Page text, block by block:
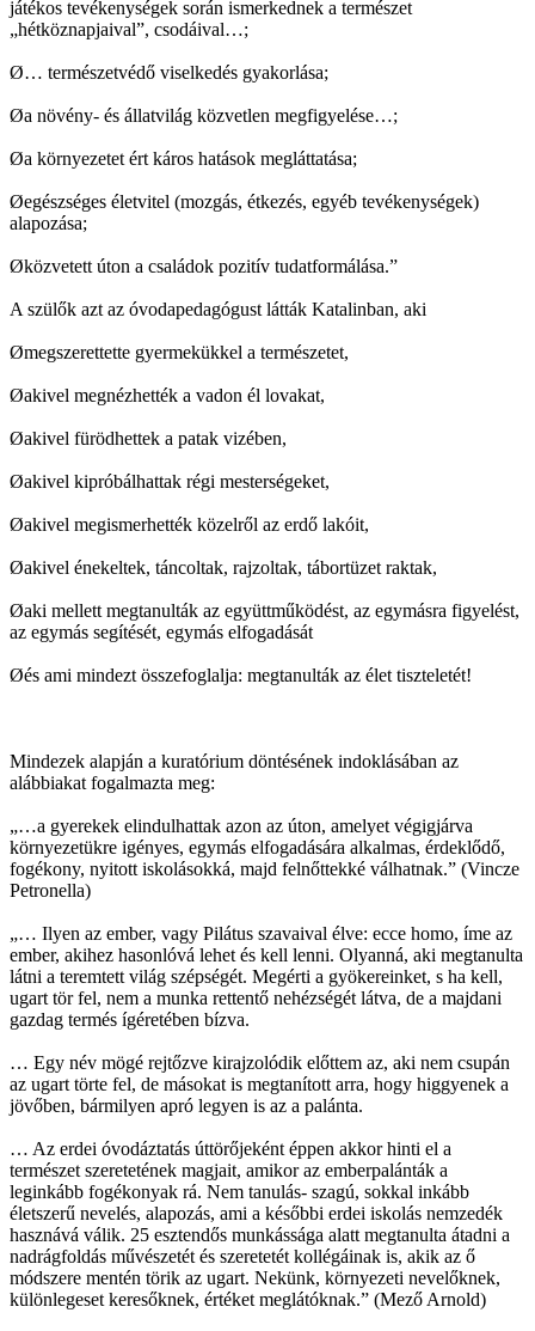
játékos tevékenységek során ismerkednek a természet
„hétköznapjaival”, csodáival…;
Ø… természetvédő viselkedés gyakorlása;
Øa növény- és állatvilág közvetlen megfigyelése…;
Øa környezetet ért káros hatások megláttatása;
Øegészséges életvitel (mozgás, étkezés, egyéb tevékenységek)
alapozása;
Øközvetett úton a családok pozitív tudatformálása.”
A szülők azt az óvodapedagógust látták Katalinban, aki
Ømegszerettette gyermekükkel a természetet,
Øakivel megnézhették a vadon él lovakat,
Øakivel fürödhettek a patak vizében,
Øakivel kipróbálhattak régi mesterségeket,
Øakivel megismerhették közelről az erdő lakóit,
Øakivel énekeltek, táncoltak, rajzoltak, tábortüzet raktak,
Øaki mellett megtanulták az együttműködést, az egymásra figyelést,
az egymás segítését, egymás elfogadását
Øés ami mindezt összefoglalja: megtanulták az élet tiszteletét!
Mindezek alapján a kuratórium döntésének indoklásában az
alábbiakat fogalmazta meg:
„…a gyerekek elindulhattak azon az úton, amelyet végigjárva
környezetükre igényes, egymás elfogadására alkalmas, érdeklődő,
fogékony, nyitott iskolásokká, majd felnőttekké válhatnak.” (Vincze
Petronella)
„… Ilyen az ember, vagy Pilátus szavaival élve: ecce homo, íme az
ember, akihez hasonlóvá lehet és kell lenni. Olyanná, aki megtanulta
látni a teremtett világ szépségét. Megérti a gyökereinket, s ha kell,
ugart tör fel, nem a munka rettentő nehézségét látva, de a majdani
gazdag termés ígéretében bízva.
… Egy név mögé rejtőzve kirajzolódik előttem az, aki nem csupán
az ugart törte fel, de másokat is megtanított arra, hogy higgyenek a
jövőben, bármilyen apró legyen is az a palánta.
… Az erdei óvodáztatás úttörőjeként éppen akkor hinti el a
természet szeretetének magjait, amikor az emberpalánták a
leginkább fogékonyak rá. Nem tanulás- szagú, sokkal inkább
életszerű nevelés, alapozás, ami a későbbi erdei iskolás nemzedék
hasznává válik. 25 esztendős munkássága alatt megtanulta átadni a
nadrágfoldás művészetét és szeretetét kollégáinak is, akik az ő
módszere mentén törik az ugart. Nekünk, környezeti nevelőknek,
különlegeset keresőknek, értéket meglátóknak.” (Mező Arnold)